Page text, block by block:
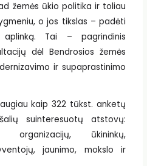
žemės ūkio politika ir toliau
o jos tikslas – padėti
Tai – pagrindinis
dėl Bendrosios žemės
ir supaprastinimo
kaip 322 tūkst. anketų
suinteresuotų atstovų:
organizacijų, ūkininkų,
jaunimo, mokslo ir